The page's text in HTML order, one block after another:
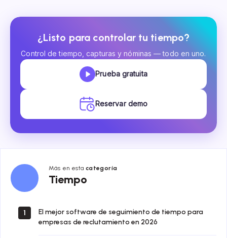
¿Listo para controlar tu tiempo?
Control de tiempo, capturas y nóminas — todo en uno.
Prueba gratuita
Reservar demo
Más en esta categoría
Tiempo
Tiempo
1
El mejor software de seguimiento de tiempo para
empresas de reclutamiento en 2026